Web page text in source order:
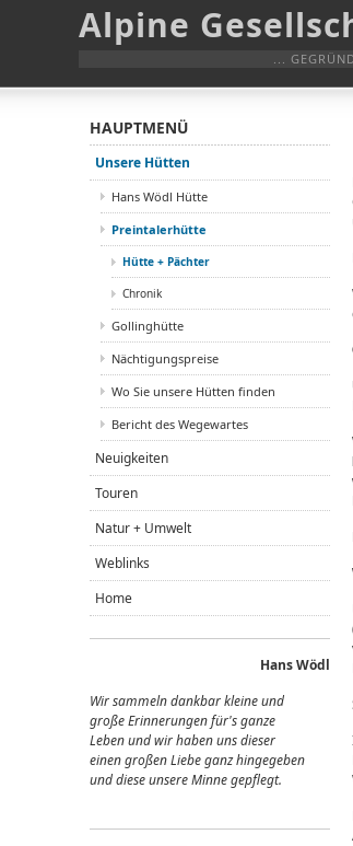
Alpine
...
HAUPTMENÜ
Unsere Hütten
Hans Wödl Hütte
Preintalerhütte
Hütte + Pächter
Chronik
Gollinghütte
Nächtigungspreise
Wo Sie unsere Hütten finden
Bericht des Wegewartes
Neuigkeiten
Touren
Natur + Umwelt
Weblinks
Home
Hans Wödl
Wir sammeln dankbar kleine und
große Erinnerungen für's ganze
Leben und wir haben uns dieser
einen großen Liebe ganz hingegeben
und diese unsere Minne gepflegt.